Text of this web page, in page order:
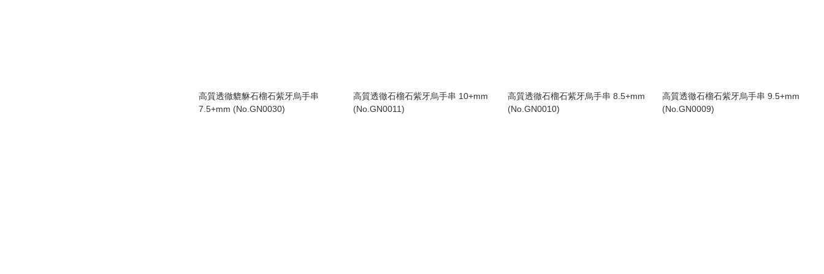
高質透徹貔貅石榴石紫牙烏手串
7.5+mm (No.GN0030)
高質透徹石榴石紫牙烏手串 10+mm
(No.GN0011)
高質透徹石榴石紫牙烏手串 8.5+mm
(No.GN0010)
高質透徹石榴石紫牙烏手串 9.5+mm
(No.GN0009)